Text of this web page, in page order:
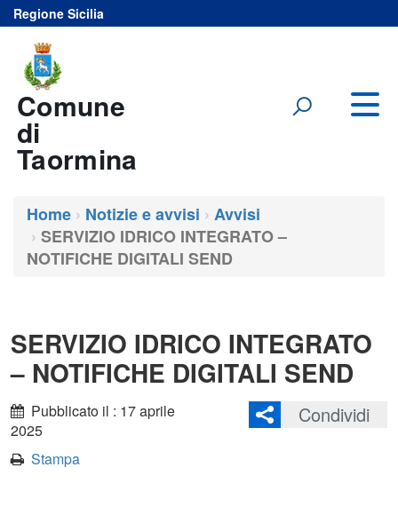
Vai al contenuto
Vai al menu principale del sito
Regione Sicilia
Comune
di
Taormina
Home Notizie e avvisi
Avvisi
SERVIZIO IDRICO INTEGRATO –
NOTIFICHE DIGITALI SEND
SERVIZIO IDRICO INTEGRATO
– NOTIFICHE DIGITALI SEND
Pubblicato il : 17 aprile
2025
Condividi
Stampa